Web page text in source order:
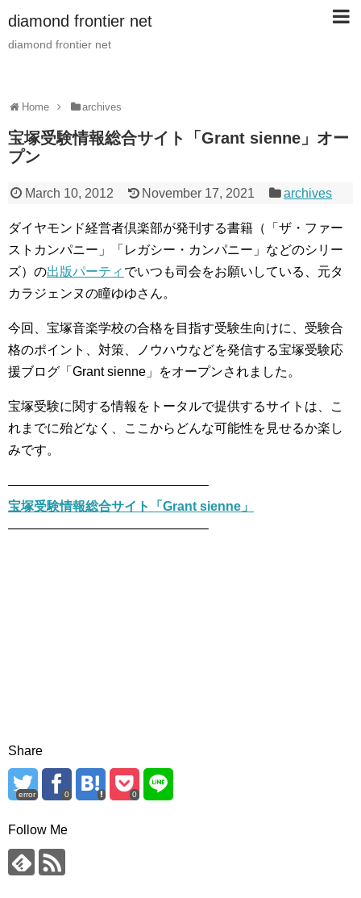
diamond frontier net
diamond frontier net
Home archives
宝塚受験情報総合サイト「Grant sienne」オー
プン
March 10, 2012 November 17, 2021 archives
ダイヤモンド経営者倶楽部が発刊する書籍（「ザ・ファー
ストカンパニー」「レガシー・カンパニー」などのシリー
ズ）の出版パーティ でいつも司会をお願いしている、元タ
カラジェンヌの瞳ゆゆさん。
今回、宝塚音楽学校の合格を目指す受験生向けに、受験合
格のポイント、対策、ノウハウなどを発信する宝塚受験応
援ブログ「Grant sienne」をオープンされました。
宝塚受験に関する情報をトータルで提供するサイトは、こ
れまでに殆どなく、ここからどんな可能性を見せるか楽し
みです。
———————————————–
宝塚受験情報総合サイト「Grant sienne」
———————————————–
Share
error 0 0
Follow Me